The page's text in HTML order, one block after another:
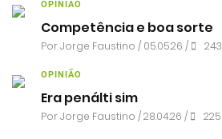
OPINIÃO
Competência e boa sorte
PorJorge Faustino / 05.05.26 / 243
OPINIÃO
Era penálti sim
PorJorge Faustino / 28.04.26 / 225